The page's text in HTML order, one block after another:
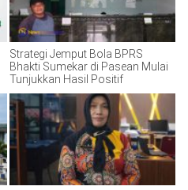
Strategi Jemput Bola BPRS
Bhakti Sumekar di Pasean Mulai
Tunjukkan Hasil Positif